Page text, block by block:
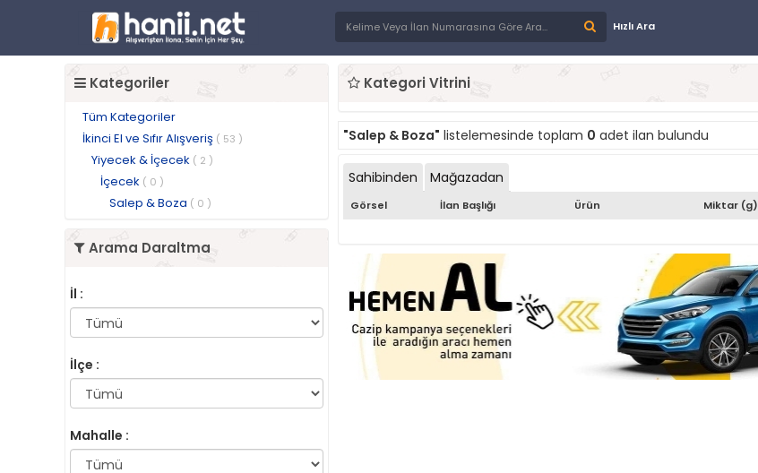
Hızlı Ara
Kategoriler
Tüm Kategoriler
İkinci El ve Sıfır Alışveriş ( 53 )
Yiyecek & İçecek ( 2 )
İçecek ( 0 )
Salep & Boza ( 0 )
Arama Daraltma
İl :
İlçe :
Mahalle :
Kategori Vitrini
"Salep & Boza" listelemesinde toplam 0 adet ilan bulundu
Sahibinden Mağazadan
Görsel İlan Başlığı Ürün Miktar (g)